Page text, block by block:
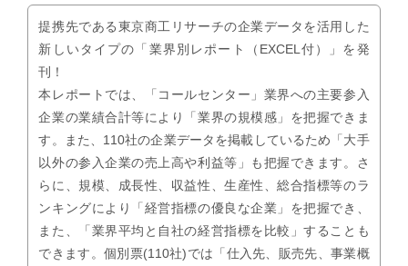
提携先である東京商工リサーチの企業データを活用した
新しいタイプの「業界別レポート（EXCEL付）」を発
刊！
本レポートでは、「コールセンター」業界への主要参入
企業の業績合計等により「業界の規模感」を把握できま
す。また、110社の企業データを掲載しているため「大手
以外の参入企業の売上高や利益等」も把握できます。さ
らに、規模、成長性、収益性、生産性、総合指標等のラ
ンキングにより「経営指標の優良な企業」を把握でき、
また、「業界平均と自社の経営指標を比較」することも
できます。個別票(110社)では「仕入先、販売先、事業概